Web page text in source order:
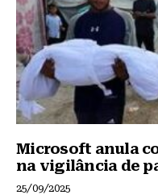
Microsoft anula
na vigilância de
25/09/2025